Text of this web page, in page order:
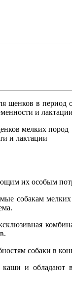
щенков в период
и
мелких пород
и лактации
их особым
собакам
собаки в
и обладают